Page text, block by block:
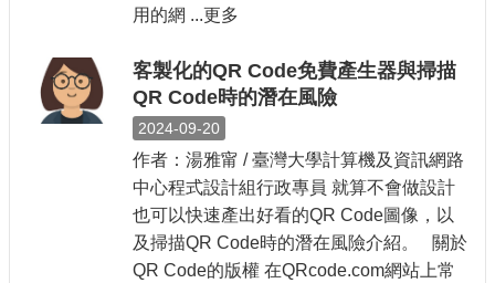
用的網 ...更多
客製化的QR Code免費產生器與掃描
QR Code時的潛在風險
2024-09-20
作者：湯雅甯 / 臺灣大學計算機及資訊網路
中心程式設計組行政專員 就算不會做設計
也可以快速產出好看的QR Code圖像，以
及掃描QR Code時的潛在風險介紹。 關於
QR Code的版權 在QRcode.com網站上常